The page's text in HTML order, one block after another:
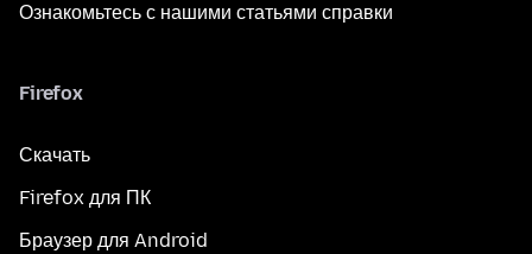
Ознакомьтесь с нашими статьями справки
Firefox
Скачать
Firefox для ПК
Браузер для Android